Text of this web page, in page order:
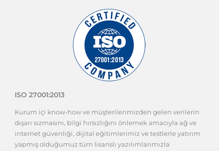
ISO 27001:2013
Kurum içi know-how ve müşterilerimizden gelen verilerin
dışarı sızmasını, bilgi hırsızlığını önlemek amacıyla ağ ve
internet güvenliği, dijital eğitimlerimiz ve testlerle yatırım
yapmış olduğumuz tüm lisanslı yazılımlarımızla